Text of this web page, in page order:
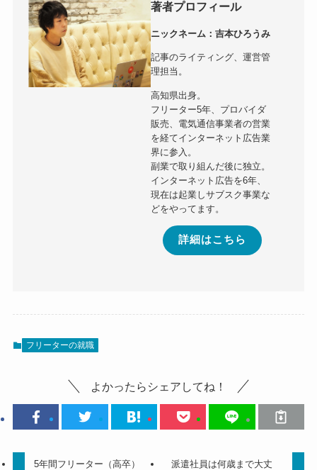
著者プロフィール
ニックネーム：吉本ひろうみ
記事のライティング、運営管
理担当。
高知県出身。
フリーター5年、プロバイダ
販売、電気通信事業者の営業
を経てインターネット広告業
界に参入。
副業で取り組んだ後に独立。
インターネット広告を6年、
現在は起業しサブスク事業な
どをやってます。
詳細はこちら
フリーターの就職
よかったらシェアしてね！
5年間フリーター（高卒） 派遣社員は何歳まで大丈